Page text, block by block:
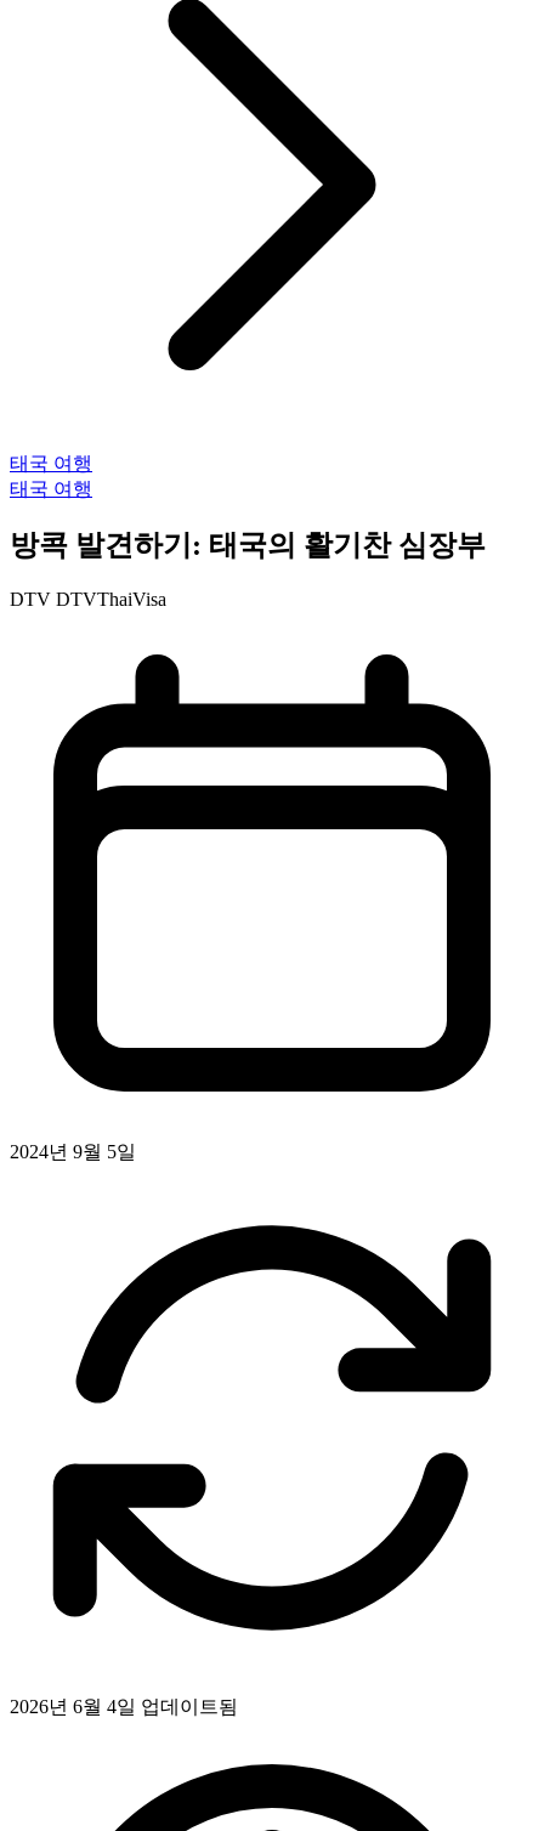
태국 여행
태국 여행
방콕 발견하기: 태국의 활기찬 심장부
DTV DTVThaiVisa
2024년 9월 5일
2026년 6월 4일 업데이트됨